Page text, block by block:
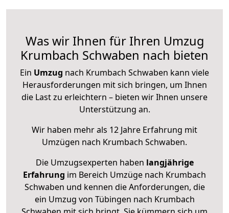
Was wir Ihnen für Ihren Umzug
Krumbach Schwaben nach bieten
Ein Umzug nach Krumbach Schwaben kann viele
Herausforderungen mit sich bringen, um Ihnen
die Last zu erleichtern – bieten wir Ihnen unsere
Unterstützung an.
Wir haben mehr als 12 Jahre Erfahrung mit
Umzügen nach Krumbach Schwaben.
Die Umzugsexperten haben langjährige
Erfahrung im Bereich Umzüge nach Krumbach
Schwaben und kennen die Anforderungen, die
ein Umzug von Tübingen nach Krumbach